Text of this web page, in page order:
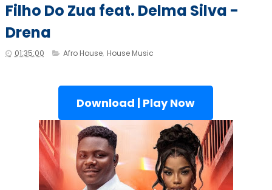
Filho Do Zua feat. Delma Silva -
Drena
01:35:00 Afro House, House Music
Download | Play Now